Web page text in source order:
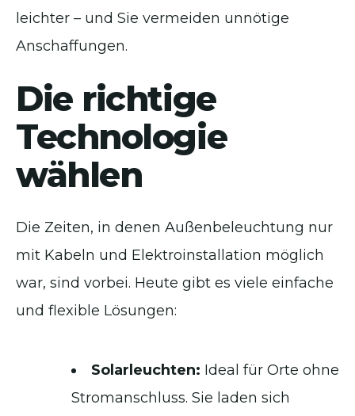
leichter – und Sie vermeiden unnötige
Anschaffungen.
Die richtige
Technologie
wählen
Die Zeiten, in denen Außenbeleuchtung nur
mit Kabeln und Elektroinstallation möglich
war, sind vorbei. Heute gibt es viele einfache
und flexible Lösungen:
Solarleuchten: Ideal für Orte ohne
Stromanschluss. Sie laden sich